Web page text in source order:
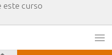
este curso